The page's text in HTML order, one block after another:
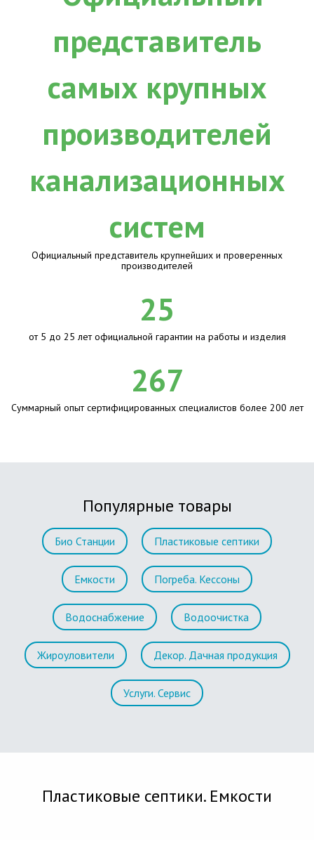
Официальный представитель крупнейших и проверенных
производителей
25
от 5 до 25 лет официальной гарантии на работы и изделия
267
Суммарный опыт сертифицированных специалистов более 200 лет
Популярные товары
Био Станции Пластиковые септики
Емкости Погреба. Кессоны
Водоснабжение Водоочистка
Жироуловители Декор. Дачная продукция
Услуги. Сервис
Пластиковые септики. Емкости